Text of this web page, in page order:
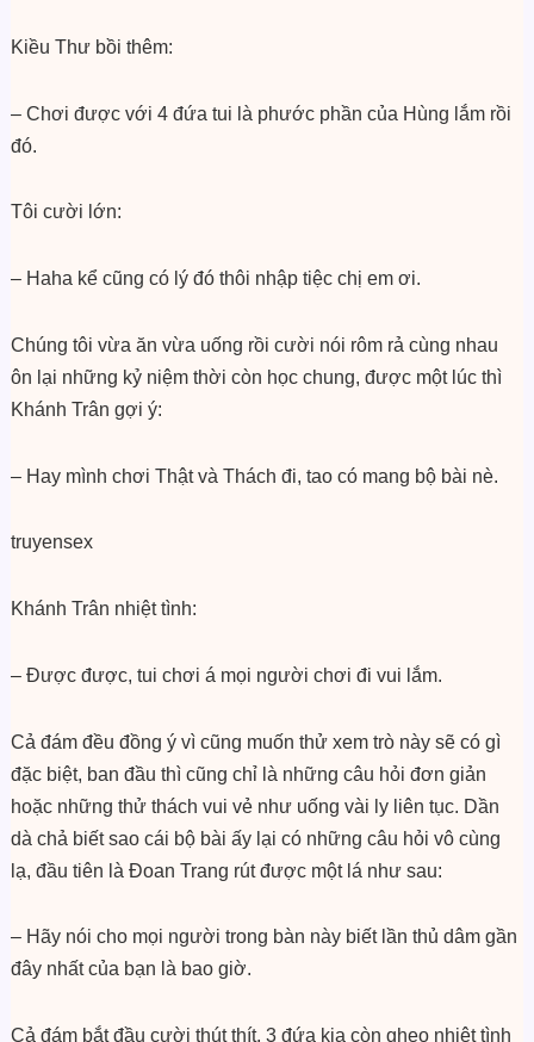
Kiều Thư bồi thêm:
– Chơi được với 4 đứa tui là phước phần của Hùng lắm rồi
đó.
Tôi cười lớn:
– Haha kể cũng có lý đó thôi nhập tiệc chị em ơi.
Chúng tôi vừa ăn vừa uống rồi cười nói rôm rả cùng nhau
ôn lại những kỷ niệm thời còn học chung, được một lúc thì
Khánh Trân gợi ý:
– Hay mình chơi Thật và Thách đi, tao có mang bộ bài nè.
truyensex
Khánh Trân nhiệt tình:
– Được được, tui chơi á mọi người chơi đi vui lắm.
Cả đám đều đồng ý vì cũng muốn thử xem trò này sẽ có gì
đặc biệt, ban đầu thì cũng chỉ là những câu hỏi đơn giản
hoặc những thử thách vui vẻ như uống vài ly liên tục. Dần
dà chả biết sao cái bộ bài ấy lại có những câu hỏi vô cùng
lạ, đầu tiên là Đoan Trang rút được một lá như sau:
– Hãy nói cho mọi người trong bàn này biết lần thủ dâm gần
đây nhất của bạn là bao giờ.
Cả đám bắt đầu cười thút thít, 3 đứa kia còn ghẹo nhiệt tình